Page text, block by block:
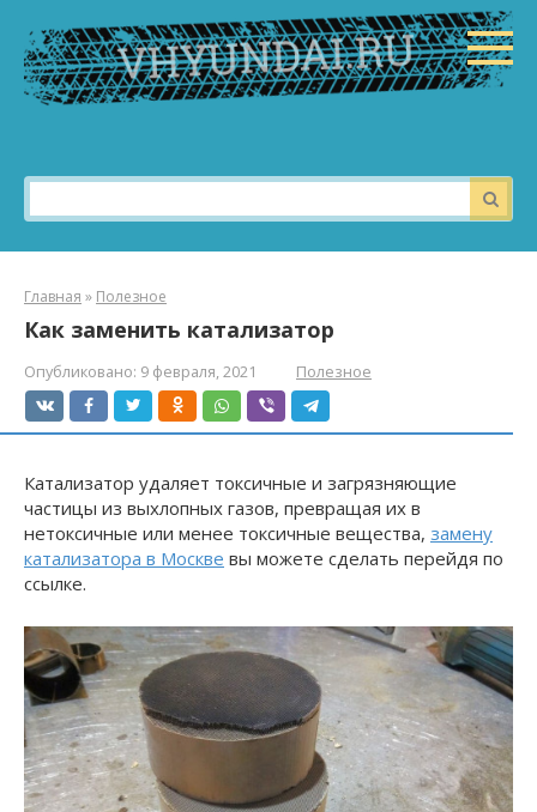
контенту
Поиск:
Главная » Полезное
Как заменить катализатор
Опубликовано: 9 февраля, 2021 Полезное
Катализатор удаляет токсичные и загрязняющие
частицы из выхлопных газов, превращая их в
нетоксичные или менее токсичные вещества, замену
катализатора в Москве вы можете сделать перейдя по
ссылке.